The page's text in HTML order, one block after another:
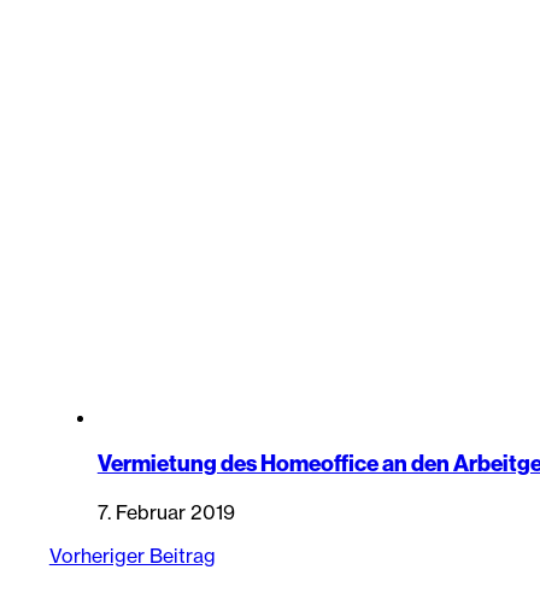
Vermietung des Homeoffice an den
7. Februar 2019
Vorheriger Beitrag